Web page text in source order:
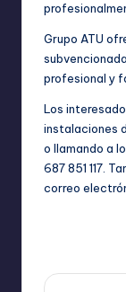
Grupo ATU
profesional y
Los
instalaciones
o llamando a
687 851 117.
correo